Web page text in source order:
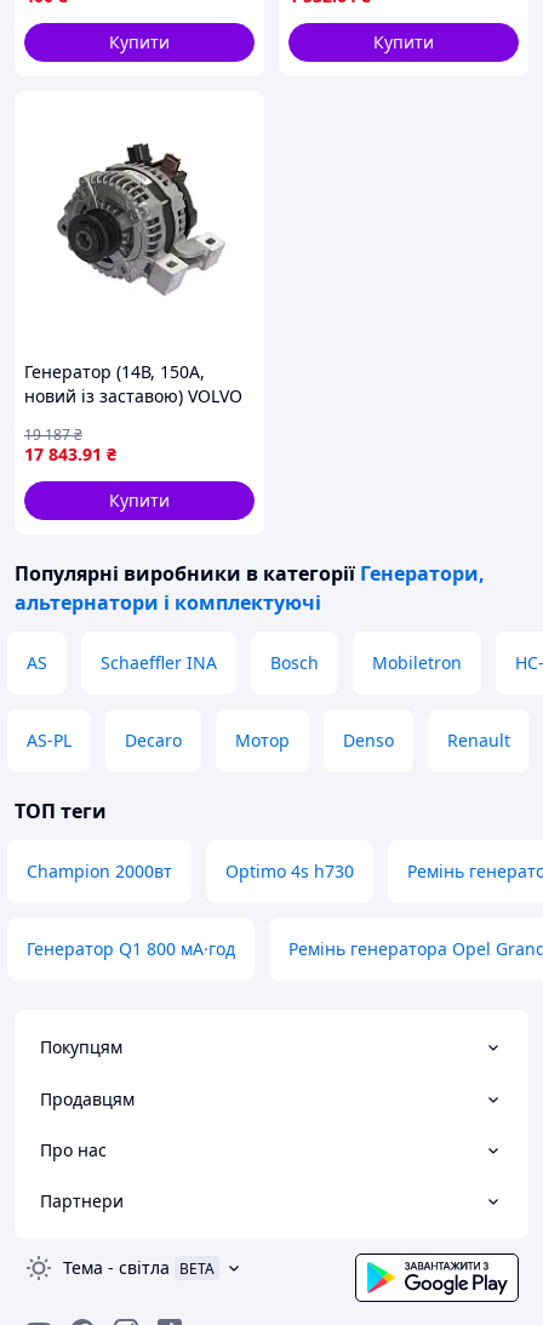
електрообладнання
Купити
II, CROMA, DOBLO, GRANDE
Купити
Генератор (14В, 150А,
новий із заставою) VOLVO
FORD FOCUS II 2.4/2.4D/2.5
01.04-06.13 DENSO
DAN1059
17 843.91 ₴
19 187₴
Купити
Популярні виробники в категорії Генератори,
альтернатори і комплектуючі
AS Schaeffler INA Bosch Mobiletron
AS-PL Decaro Мотор Denso Renault
ТОП теги
Champion 2000вт Optimo 4s h730 Ремінь
Генератор Q1 800 мА·год Ремінь генератора Opel
Покупцям
Продавцям
Про нас
Партнери
Тема - світла BETA